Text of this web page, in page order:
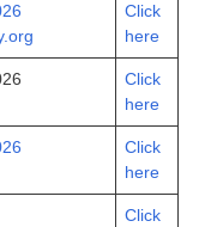
Click
here
Click
here
Click
here
Click